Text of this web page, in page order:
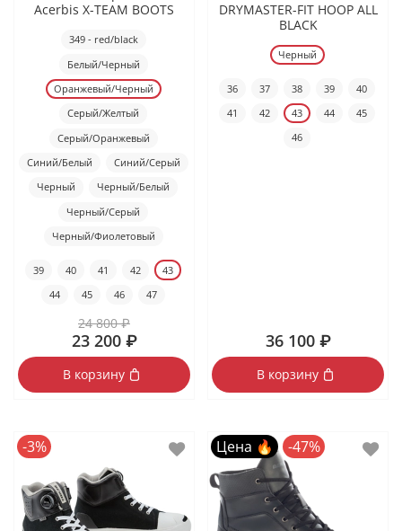
Acerbis X-TEAM BOOTS
349 - red/black
Белый/Черный
Оранжевый/Черный
Серый/Желтый
Серый/Оранжевый
Синий/Белый
Синий/Серый
Черный
Черный/Белый
Черный/Серый
Черный/Фиолетовый
39 40 41 42
43
44
45 46 47
24 800 ₽
23 200 ₽
В корзину
DRYMASTER-FIT HOOP ALL
BLACK
Черный
36 37 38 39
40
41
42 43 44
45
46
36 100 ₽
В корзину
-3% Цена 🔥 -47%